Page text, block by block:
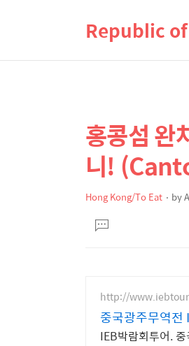
Republic
상
세
컨
텐
본
문
제
홍콩섬 완
니!
Hong Kong/To Eat by
문댓
글
http://
중국광주무역전
IEB박람회투어.